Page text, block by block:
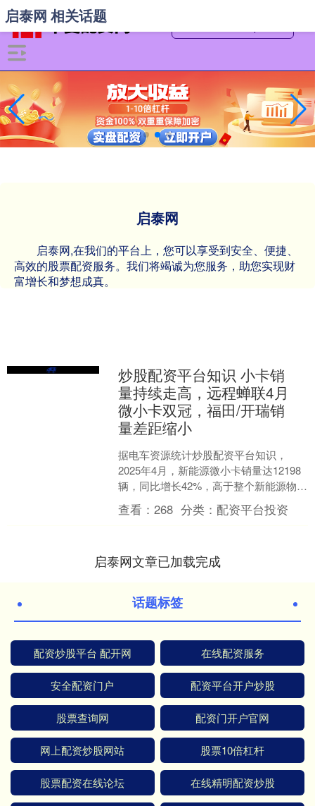
启泰网
启泰网,在我们的平台上，您可以享受到安全、便捷、
高效的股票配资服务。我们将竭诚为您服务，助您实现财
富增长和梦想成真。
启泰网 相关话题
炒股配资平台知识 小卡销
量持续走高，远程蝉联4月
微小卡双冠，福田/开瑞销
量差距缩小
据电车资源统计炒股配资平台知识，
2025年4月，新能源微小卡销量达12198
辆，同比增长42%，高于整个新能源物流
车的增速38.8%。其中，增量全部来自于
小卡车....
查看：268 分类：配资平台投资
启泰网文章已加载完成
话题标签
配资炒股平台 配开网 在线配资服务
安全配资门户 配资平台开户炒股
股票查询网 配资门开户官网
网上配资炒股网站 股票10倍杠杆
股票配资在线论坛 在线精明配资炒股